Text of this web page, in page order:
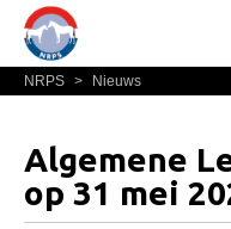
Home
Over NRPS
NRPS > Nieuws
Algemene
op 31 mei